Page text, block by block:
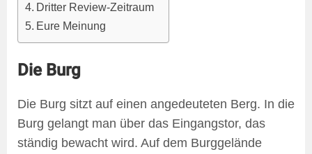
Dritter Review-Zeitraum
Eure Meinung
Die Burg
Die Burg sitzt auf einen angedeuteten Berg. In die
Burg gelangt man über das Eingangstor, das
ständig bewacht wird. Auf dem Burggelände